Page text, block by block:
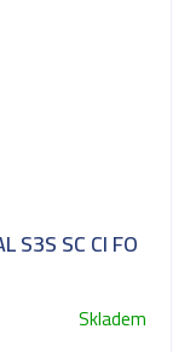
SC CI FO
Skladem